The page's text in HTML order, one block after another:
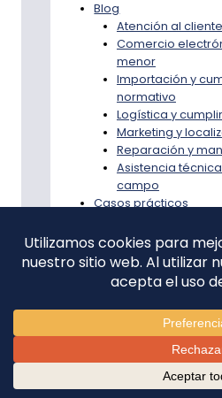
Blog
Atención al cliente
Comercio
menor
Importación y
normativo
Logística y
Marketing y
Reparación y
Asistencia
campo
Casos prácticos
Servicio
Estrategia de
de Japón
Licencias de
cumplimiento
Entrada y
mercado japonés
Optimización